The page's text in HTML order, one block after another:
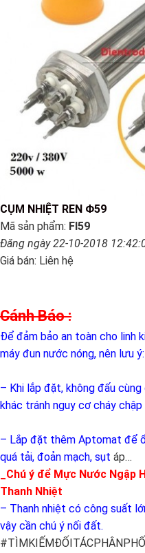
CỤM NHIỆT REN Φ59
Mã sản phẩm: FI59
Đăng ngày 22-10-2018
Giá bán: Liên hệ
Cánh Báo :
Để đảm bảo an toàn cho linh
máy đun nước nóng, nên lưu ý:
– Khi lắp đặt, không đấu
khác tránh nguy cơ cháy chập
– Lắp đặt thêm Aptomat để
quá tải, đoản mạch, sụt áp…
_Chú ý để Mực Nước Ngập
Thanh Nhiệt
– Thanh nhiệt có công suất
vậy cần chú ý nối đất.